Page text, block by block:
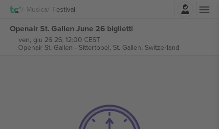
Musica Festival
Openair St. Gallen June 26 biglietti
ven, giu 26 26, 12:00 CEST
Openair St. Gallen - Sittertobel, St. Gallen, Switzerland